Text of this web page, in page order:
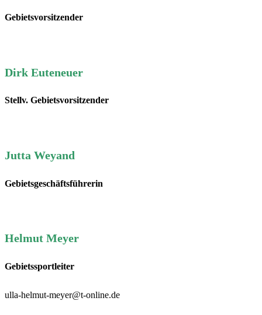
Gebietsvorsitzender
Dirk Euteneuer
Stellv. Gebietsvorsitzender
Jutta Weyand
Gebietsgeschäftsführerin
Helmut Meyer
Gebietssportleiter
ulla-helmut-meyer@t-online.de